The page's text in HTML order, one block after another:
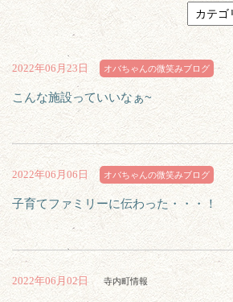
2022年06月23日 オバちゃんの微笑みブログ
こんな施設っていいなぁ~
2022年06月06日 オバちゃんの微笑みブログ
子育てファミリーに伝わった・・・！
2022年06月02日 寺内町情報